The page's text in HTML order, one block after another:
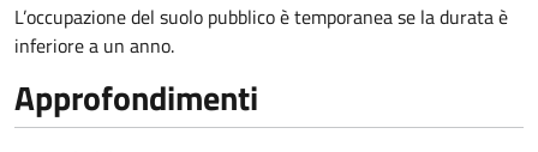
L’occupazione del suolo pubblico è temporanea se la durata è
inferiore a un anno.
Approfondimenti